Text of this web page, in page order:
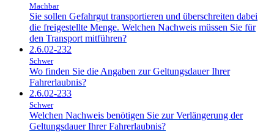
Machbar
Sie sollen Gefahrgut transportieren und überschreiten dabei
die freigestellte Menge. Welchen Nachweis müssen Sie für
den Transport mitführen?
2.6.02-232
Schwer
Wo finden Sie die Angaben zur Geltungsdauer Ihrer
Fahrerlaubnis?
2.6.02-233
Schwer
Welchen Nachweis benötigen Sie zur Verlängerung der
Geltungsdauer Ihrer Fahrerlaubnis?